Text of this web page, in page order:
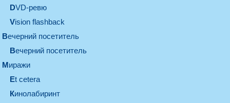
DVD-ревю
Vision flashback
вечерний посетитель
вечерний посетитель
миражи
et cetera
кинолабиринт